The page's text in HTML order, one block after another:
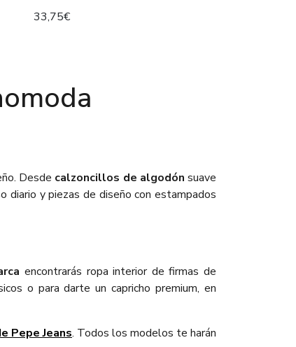
33,75€
Desde calzoncillos de algodón suave
diario y piezas de diseño con estampados
encontrarás ropa interior de firmas de
o para darte un capricho premium, en
Pepe Jeans. Todos los modelos te harán